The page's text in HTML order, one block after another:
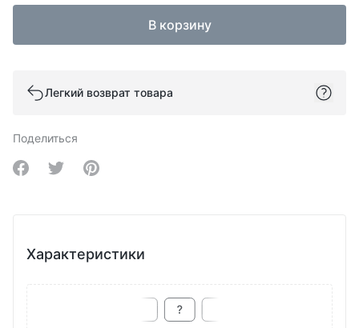
В корзину
Легкий возврат товара
Поделиться
Share on Facebook
Share on Twitter
Share on Pinterest
Характеристики